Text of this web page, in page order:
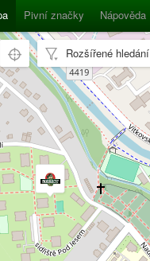
Pivní značky Nápověda
Rozšířené hledání